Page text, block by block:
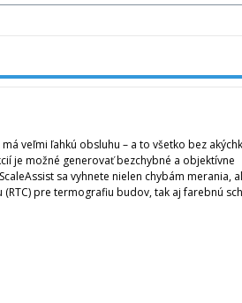
veľmi ľahkú obsluhu – a to všetko bez
je možné generovať bezchybné a objektívne
sa vyhnete nielen chybám merania,
pre termografiu budov, tak aj farebnú